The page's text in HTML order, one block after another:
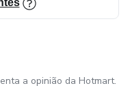
a opinião da Hotmart.